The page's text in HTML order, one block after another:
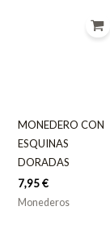
MONEDERO CON
ESQUINAS
DORADAS
7,95€
Monederos